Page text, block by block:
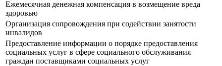
Ежемесячная денежная компенсация в возмещение вреда
здоровью
Организация сопровождения при содействии занятости
инвалидов
Предоставление информации о порядке предоставления
социальных услуг в сфере социального обслуживания
граждан поставщиками социальных услуг